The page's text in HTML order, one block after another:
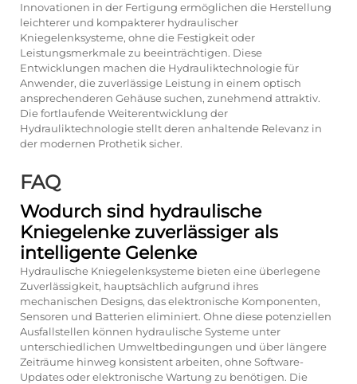
Innovationen in der Fertigung ermöglichen die Herstellung
leichterer und kompakterer hydraulischer
Kniegelenksysteme, ohne die Festigkeit oder
Leistungsmerkmale zu beeinträchtigen. Diese
Entwicklungen machen die Hydrauliktechnologie für
Anwender, die zuverlässige Leistung in einem optisch
ansprechenderen Gehäuse suchen, zunehmend attraktiv.
Die fortlaufende Weiterentwicklung der
Hydrauliktechnologie stellt deren anhaltende Relevanz in
der modernen Prothetik sicher.
FAQ
Wodurch sind hydraulische
Kniegelenke zuverlässiger als
intelligente Gelenke
Hydraulische Kniegelenksysteme bieten eine überlegene
Zuverlässigkeit, hauptsächlich aufgrund ihres
mechanischen Designs, das elektronische Komponenten,
Sensoren und Batterien eliminiert. Ohne diese potenziellen
Ausfallstellen können hydraulische Systeme unter
unterschiedlichen Umweltbedingungen und über längere
Zeiträume hinweg konsistent arbeiten, ohne Software-
Updates oder elektronische Wartung zu benötigen. Die